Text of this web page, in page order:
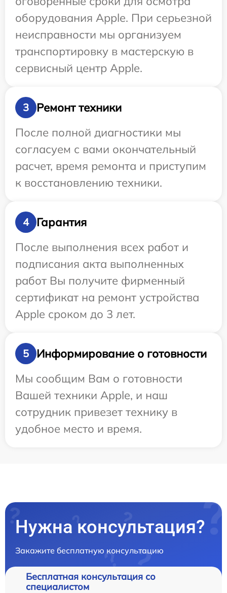
оборудования Apple. При серьезной
неисправности мы организуем
транспортировку в мастерскую в
сервисный центр Apple.
3
Ремонт техники
После полной диагностики мы
согласуем с вами окончательный
расчет, время ремонта и приступим
к восстановлению техники.
4
Гарантия
После выполнения всех работ и
подписания акта выполненных
работ Вы получите фирменный
сертификат на ремонт устройства
Apple сроком до 3 лет.
5
Информирование о готовности
Мы сообщим Вам о готовности
Вашей техники Apple, и наш
сотрудник привезет технику в
удобное место и время.
Нужна консультация?
Закажите бесплатную консультацию
Бесплатная консультация со
специалистом